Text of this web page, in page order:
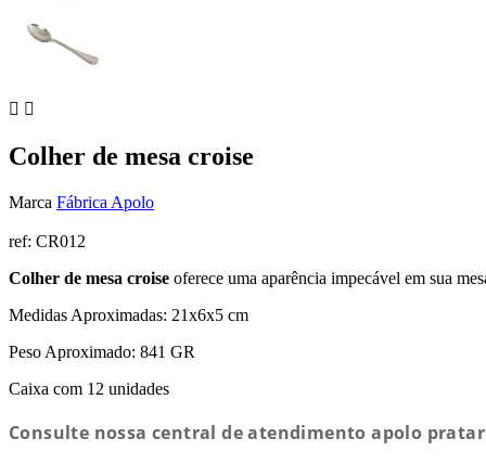
 
Colher de mesa croise
Marca Fábrica Apolo
ref: CR012
Colher de mesa croise oferece uma aparência impecável em sua
Medidas Aproximadas: 21x6x5 cm
Peso Aproximado: 841 GR
Caixa com 12 unidades
Consulte nossa central de atendimento apolo